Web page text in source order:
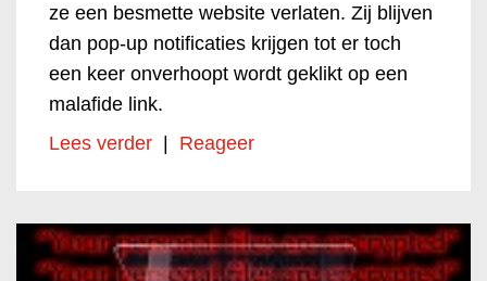
ze een besmette website verlaten. Zij blijven
dan pop-up notificaties krijgen tot er toch
een keer onverhoopt wordt geklikt op een
malafide link.
Lees verder | Reageer